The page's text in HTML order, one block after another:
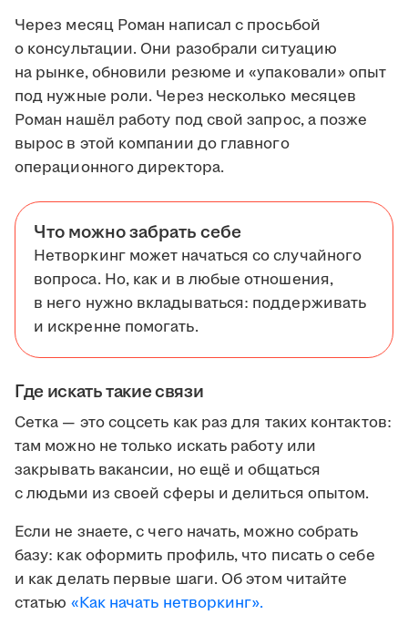
Через месяц Роман написал с просьбой
о консультации. Они разобрали ситуацию
на рынке, обновили резюме и «упаковали» опыт
под нужные роли. Через несколько месяцев
Роман нашёл работу под свой запрос, а позже
вырос в этой компании до главного
операционного директора.
Что можно забрать себе
Нетворкинг может начаться со случайного
вопроса. Но, как и в любые отношения,
в него нужно вкладываться: поддерживать
и искренне помогать.
Где искать такие связи
Сетка — это соцсеть как раз для таких контактов:
там можно не только искать работу или
закрывать вакансии, но ещё и общаться
с людьми из своей сферы и делиться опытом.
Если не знаете, с чего начать, можно собрать
базу: как оформить профиль, что писать о себе
и как делать первые шаги. Об этом читайте
статью «Как начать нетворкинг».